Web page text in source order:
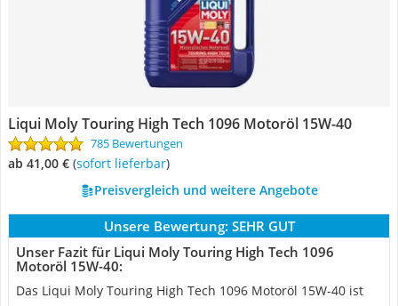
Liqui Moly Touring High Tech 1096 Motoröl 15W-40
785 Bewertungen
ab 41,00 € ( Sofort lieferbar)
Preisvergleich und weitere Angebote
Unsere Bewertung: SEHR GUT
Unser Fazit für Liqui Moly Touring High Tech 1096
Motoröl 15W-40:
Das Liqui Moly Touring High Tech 1096 Motoröl 15W-40 ist